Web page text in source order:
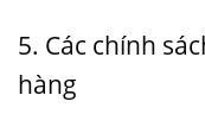
5. Các chính
hàng